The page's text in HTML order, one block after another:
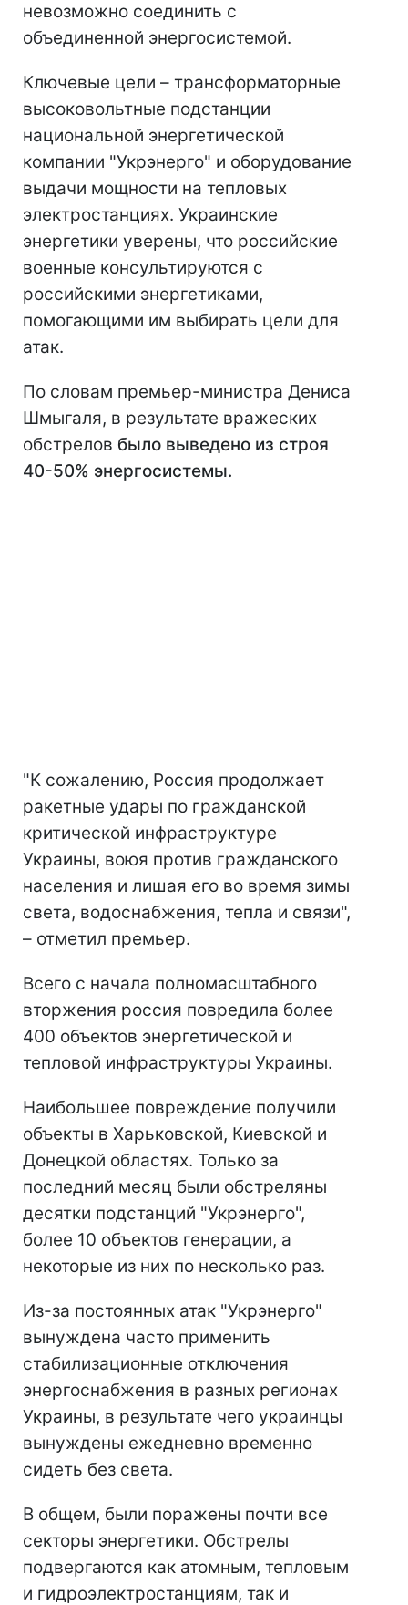
невозможно соединить с
объединенной энергосистемой.
Ключевые цели – трансформаторные
высоковольтные подстанции
национальной энергетической
компании "Укрэнерго" и оборудование
выдачи мощности на тепловых
электростанциях. Украинские
энергетики уверены, что российские
военные консультируются с
российскими энергетиками,
помогающими им выбирать цели для
атак.
По словам премьер-министра Дениса
Шмыгаля, в результате вражеских
обстрелов было выведено из строя
40-50% энергосистемы.
"К сожалению, Россия продолжает
ракетные удары по гражданской
критической инфраструктуре
Украины, воюя против гражданского
населения и лишая его во время зимы
света, водоснабжения, тепла и связи",
– отметил премьер.
Всего с начала полномасштабного
вторжения россия повредила более
400 объектов энергетической и
тепловой инфраструктуры Украины.
Наибольшее повреждение получили
объекты в Харьковской, Киевской и
Донецкой областях. Только за
последний месяц были обстреляны
десятки подстанций "Укрэнерго",
более 10 объектов генерации, а
некоторые из них по несколько раз.
Из-за постоянных атак "Укрэнерго"
вынуждена часто применить
стабилизационные отключения
энергоснабжения в разных регионах
Украины, в результате чего украинцы
вынуждены ежедневно временно
сидеть без света.
В общем, были поражены почти все
секторы энергетики. Обстрелы
подвергаются как атомным, тепловым
и гидроэлектростанциям, так и